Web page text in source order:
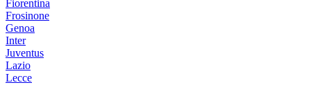
Fiorentina
Frosinone
Genoa
Inter
Juventus
Lazio
Lecce